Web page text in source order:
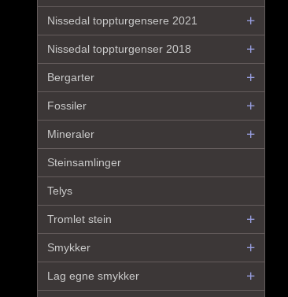
Nissedal toppturgensere 2021
Nissedal toppturgenser 2018
Bergarter
Fossiler
Mineraler
Steinsamlinger
Telys
Tromlet stein
Smykker
Lag egne smykker